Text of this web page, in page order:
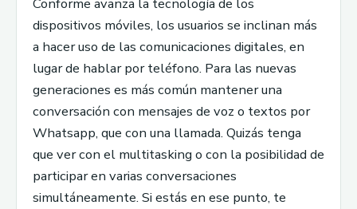
dispositivos móviles, los usuarios se inclinan más
a hacer uso de las comunicaciones digitales, en
lugar de hablar por teléfono. Para las nuevas
generaciones es más común mantener una
conversación con mensajes de voz o textos por
Whatsapp, que con una llamada. Quizás tenga
que ver con el multitasking o con la posibilidad de
participar en varias conversaciones
simultáneamente. Si estás en ese punto, te